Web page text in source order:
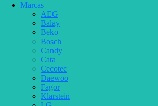
Marcas
AEG
Balay
Beko
Bosch
Candy
Cata
Cecotec
Daewoo
Fagor
Klarstein